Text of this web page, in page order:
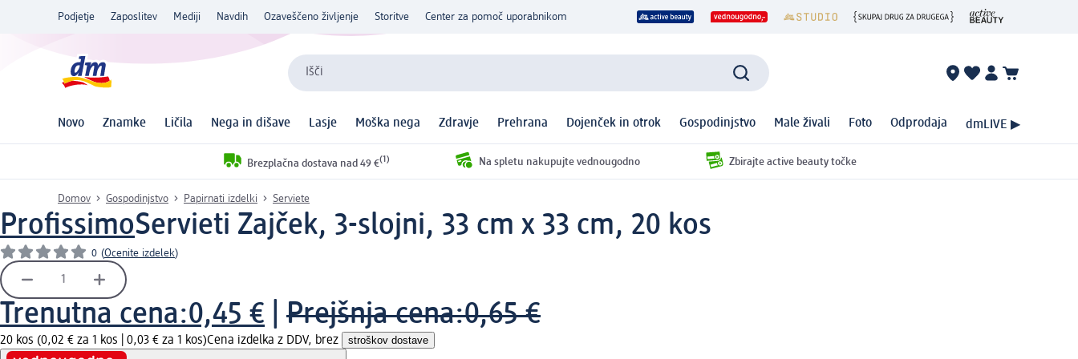
Podjetje Zaposlitev Mediji Navdih Ozaveščeno življenje Storitve Center za pomoč uporabnikom
Išči
Novo Znamke Ličila Nega in dišave Lasje Moška nega Zdravje Prehrana Dojenček in otrok Gospodinjstvo Male živali Foto Odprodaja dmLIVE ▶
Brezplačna dostava nad 49 €(1) Na spletu nakupujte vednougodno Zbirajte active beauty točke
Domov Gospodinjstvo Papirnati izdelki Serviete
ProfissimoServieti Zajček, 3-slojni, 33 cm x 33 cm, 20 kos
0 (Ocenite izdelek)
Trenutna cena:0,45 € Prejšnja cena:0,65 €
20 kos (0,02 € za 1 kos | 0,03 € za 1 kos)Cena izdelka z DDV, brez stroškov dostave